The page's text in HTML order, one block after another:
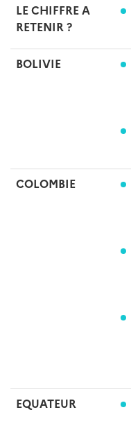
LE CHIFFRE A
RETENIR ?
BOLIVIE
COLOMBIE
EQUATEUR